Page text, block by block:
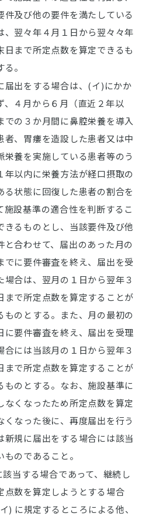
件及び他の要件を満たしている
、翌々年４月１日から翌々々年
日まで所定点数を算定できるも
。
届出をする場合は、(イ)にかか
、４月から６月（直近２年以
での３か月間に鼻腔栄養を導入
者、胃瘻を造設した患者又は中
栄養を実施している患者等のう
年以内に栄養方法が経口摂取の
る状態に回復した患者の割合を
施設基準の適合性を判断するこ
きるものとし、当該要件及び他
と合わせて、届出のあった月の
でに要件審査を終え、届出を受
場合は、翌月の１日から翌年３
まで所定点数を算定することが
ものとする。また、月の最初の
に要件審査を終え、届出を受理
合には当該月の１日から翌年３
まで所定点数を算定することが
ものとする。なお、施設基準に
なくなったため所定点数を算定
くなった後に、再度届出を行う
新規に届出をする場合には該当
ものであること。
当する場合であって、継続し
点数を算定しようとする場合
) に規定するところによる他、